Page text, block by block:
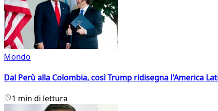
Mondo
Dal Perù alla Colombia, così Trump ridisegna l'America
1 min di lettura